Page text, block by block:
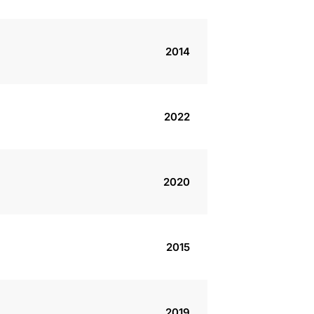
2014
2022
2020
2015